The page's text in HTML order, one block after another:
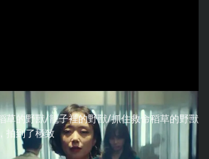
草的野獸/籠子裡的野獸/抓住救命稻草的野獸
拍到了極致